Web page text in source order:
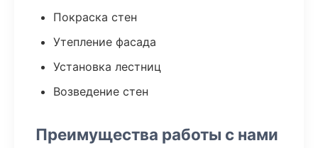
Покраска стен
Утепление фасада
Установка лестниц
Возведение стен
Преимущества работы с нами